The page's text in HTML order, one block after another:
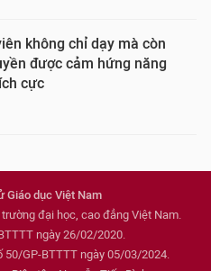
không chỉ dạy mà còn
được cảm hứng năng
cực
Giáo dục Việt Nam
đại học, cao đẳng Việt Nam.
ngày 26/02/2020.
50/GP-BTTTT ngày 05/03/2024.